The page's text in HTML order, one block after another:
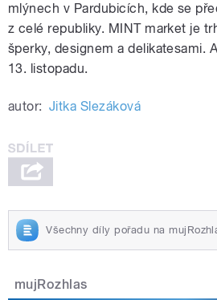
mlýnech v Pardubicích, kde se
z celé republiky. MINT market je
šperky, designem a delikatesami.
13. listopadu.
autor: Jitka Slezáková
Všechny díly pořadu na
mujRozhlas